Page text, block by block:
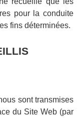
pour la conduite
fins déterminées.
sont transmises
du Site Web (par